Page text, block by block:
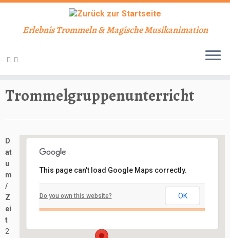
Zum
Erlebnis Trommeln & Magische Musikanimation
Trommelgruppenunterricht
Veranstaltungen
This page can't load Google Maps correctly.
Do you own this website? OK
D
at
u
m
/
Z
ei
t
2